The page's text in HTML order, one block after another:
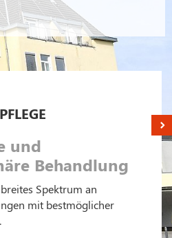
und
Behandlung
Spektrum an
mit bestmöglicher